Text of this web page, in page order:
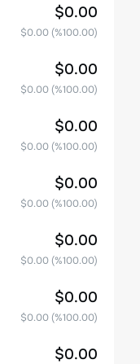
$0.00
$0.00(%100.00)
$0.00
$0.00(%100.00)
$0.00
$0.00(%100.00)
$0.00
$0.00(%100.00)
$0.00
$0.00(%100.00)
$0.00
$0.00(%100.00)
$0.00